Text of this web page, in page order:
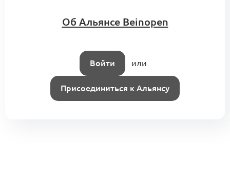
Об Альянсе Beinopen
Войти или
Присоединиться к Альянсу